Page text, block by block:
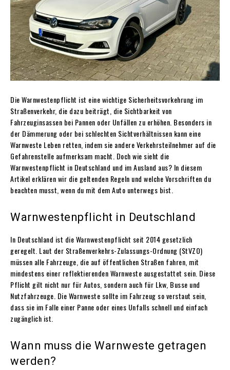
Die Warnwestenpflicht ist eine wichtige Sicherheitsvorkehrung im
Straßenverkehr, die dazu beiträgt, die Sichtbarkeit von
Fahrzeuginsassen bei Pannen oder Unfällen zu erhöhen. Besonders in
der Dämmerung oder bei schlechten Sichtverhältnissen kann eine
Warnweste Leben retten, indem sie andere Verkehrsteilnehmer auf die
Gefahrenstelle aufmerksam macht. Doch wie sieht die
Warnwestenpflicht in Deutschland und im Ausland aus? In diesem
Artikel erklären wir die geltenden Regeln und welche Vorschriften du
beachten musst, wenn du mit dem Auto unterwegs bist.
Warnwestenpflicht in Deutschland
In Deutschland ist die Warnwestenpflicht seit 2014 gesetzlich
geregelt. Laut der Straßenverkehrs-Zulassungs-Ordnung (StVZO)
müssen alle Fahrzeuge, die auf öffentlichen Straßen fahren, mit
mindestens einer reflektierenden Warnweste ausgestattet sein. Diese
Pflicht gilt nicht nur für Autos, sondern auch für Lkw, Busse und
Nutzfahrzeuge. Die Warnweste sollte im Fahrzeug so verstaut sein,
dass sie im Falle einer Panne oder eines Unfalls schnell und einfach
zugänglich ist.
Wann muss die Warnweste getragen
werden?